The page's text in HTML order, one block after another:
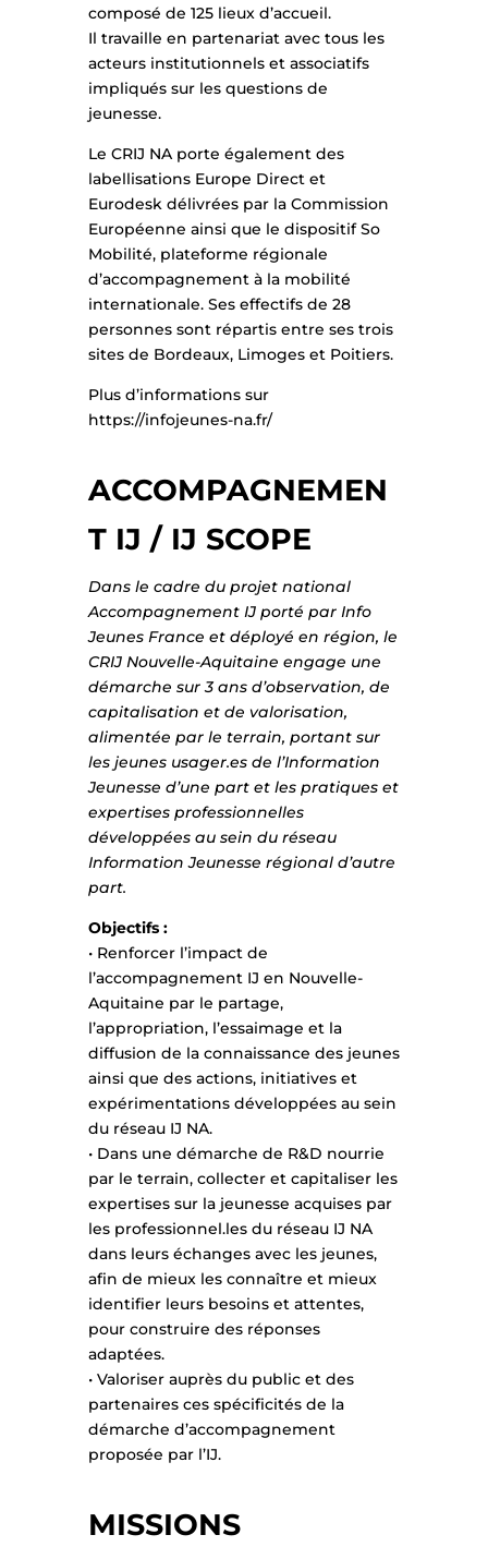
composé de 125 lieux d’accueil.
Il travaille en partenariat avec tous les
acteurs institutionnels et associatifs
impliqués sur les questions de
jeunesse.
Le CRIJ NA porte également des
labellisations Europe Direct et
Eurodesk délivrées par la Commission
Européenne ainsi que le dispositif So
Mobilité, plateforme régionale
d’accompagnement à la mobilité
internationale. Ses effectifs de 28
personnes sont répartis entre ses trois
sites de Bordeaux, Limoges et Poitiers.
Plus d’informations sur
https://infojeunes-na.fr/
ACCOMPAGNEMEN
T IJ / IJ SCOPE
Dans le cadre du projet national
Accompagnement IJ porté par Info
Jeunes France et déployé en région, le
CRIJ Nouvelle-Aquitaine engage une
démarche sur 3 ans d’observation, de
capitalisation et de valorisation,
alimentée par le terrain, portant sur
les jeunes usager.es de l’Information
Jeunesse d’une part et les pratiques et
expertises professionnelles
développées au sein du réseau
Information Jeunesse régional d’autre
part.
Objectifs :
• Renforcer l’impact de
l’accompagnement IJ en Nouvelle-
Aquitaine par le partage,
l’appropriation, l’essaimage et la
diffusion de la connaissance des jeunes
ainsi que des actions, initiatives et
expérimentations développées au sein
du réseau IJ NA.
• Dans une démarche de R&D nourrie
par le terrain, collecter et capitaliser les
expertises sur la jeunesse acquises par
les professionnel.les du réseau IJ NA
dans leurs échanges avec les jeunes,
afin de mieux les connaître et mieux
identifier leurs besoins et attentes,
pour construire des réponses
adaptées.
• Valoriser auprès du public et des
partenaires ces spécificités de la
démarche d’accompagnement
proposée par l’IJ.
MISSIONS